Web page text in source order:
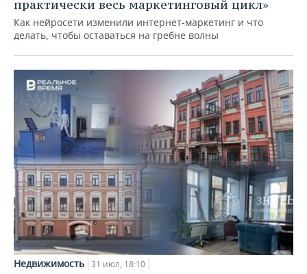
практически весь маркетинговый цикл»
Как нейросети изменили интернет-маркетинг и что
делать, чтобы оставаться на гребне волны
Недвижимость 31 июл, 18:10